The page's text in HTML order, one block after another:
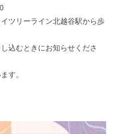
イツリーライン北越谷駅から歩
込むときにお知らせくださ
す。